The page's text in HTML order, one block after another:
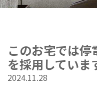
このお宅では
を採用していま
2024.11.28